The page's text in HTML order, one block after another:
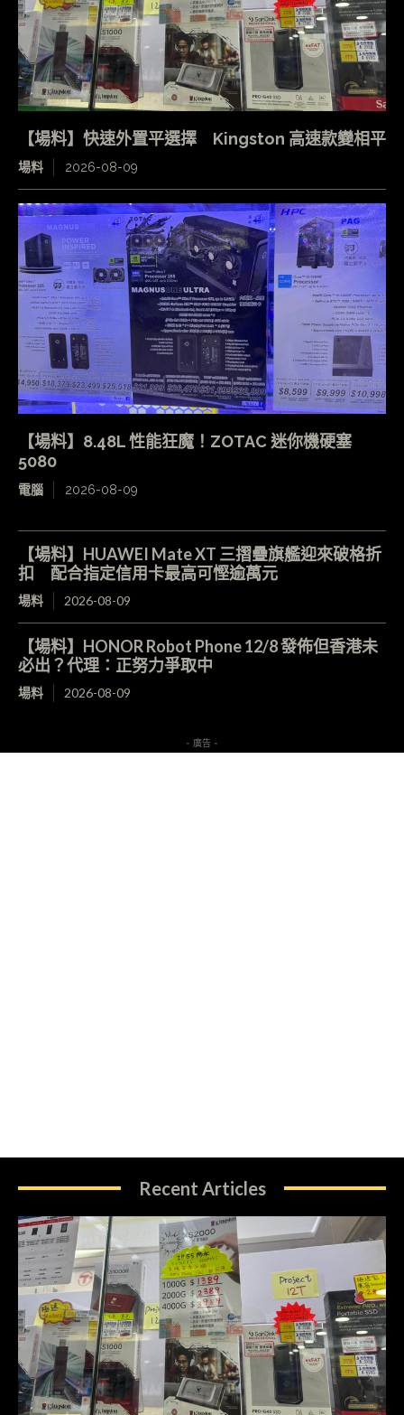
【場料】快速外置平選擇 Kingston 高速款變相平
場料 2026-08-09
【場料】8.48L 性能狂魔！ZOTAC 迷你機硬塞
5080
電腦 2026-08-09
【場料】HUAWEI Mate XT 三摺疊旗艦迎來破格折
扣 配合指定信用卡最高可慳逾萬元
場料 2026-08-09
【場料】HONOR Robot Phone 12/8 發佈但香港未
必出？代理：正努力爭取中
場料 2026-08-09
- 廣告 -
Recent Articles